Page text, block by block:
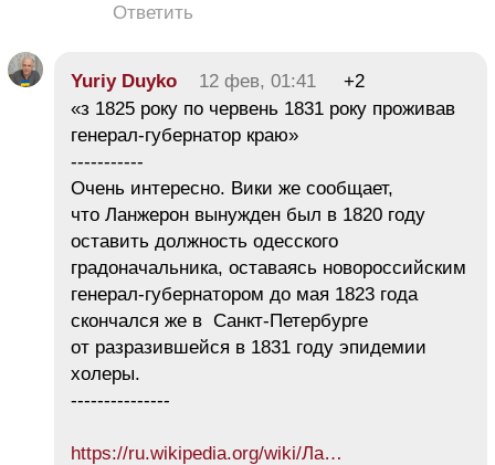
Ответить
Yuriy Duyko 12 фев, 01:41
+2
«з 1825 року по червень 1831 року проживав
генерал-губернатор краю»
-----------
Очень интересно. Вики же сообщает,
что Ланжерон вынужден был в 1820 году
оставить должность одесского
градоначальника, оставаясь новороссийским
генерал-губернатором до мая 1823 года
скончался же в Санкт-Петербурге
от разразившейся в 1831 году эпидемии
холеры.
---------------
https://ru.wikipedia.org/wiki/Ла…